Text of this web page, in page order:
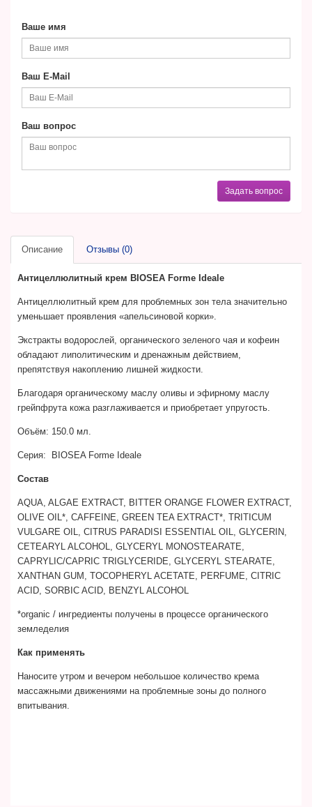
Ваше имя
Ваш E-Mail
Ваш вопрос
Задать вопрос
Описание Отзывы (0)
Антицеллюлитный крем BIOSEA Forme Ideale
Антицеллюлитный крем для проблемных зон тела значительно
уменьшает проявления «апельсиновой корки».
Экстракты водорослей, органического зеленого чая и кофеин
обладают липолитическим и дренажным действием,
препятствуя накоплению лишней жидкости.
Благодаря органическому маслу оливы и эфирному маслу
грейпфрута кожа разглаживается и приобретает упругость.
Объём: 150.0 мл.
Серия: BIOSEA Forme Ideale
Состав
AQUA, ALGAE EXTRACT, BITTER ORANGE FLOWER EXTRACT,
OLIVE OIL*, CAFFEINE, GREEN TEA EXTRACT*, TRITICUM
VULGARE OIL, CITRUS PARADISI ESSENTIAL OIL, GLYCERIN,
CETEARYL ALCOHOL, GLYCERYL MONOSTEARATE,
CAPRYLIC/CAPRIC TRIGLYCERIDE, GLYCERYL STEARATE,
XANTHAN GUM, TOCOPHERYL ACETATE, PERFUME, CITRIC
ACID, SORBIC ACID, BENZYL ALCOHOL
*organic / ингредиенты получены в процессе органического
земледелия
Как применять
Наносите утром и вечером небольшое количество крема
массажными движениями на проблемные зоны до полного
впитывания.